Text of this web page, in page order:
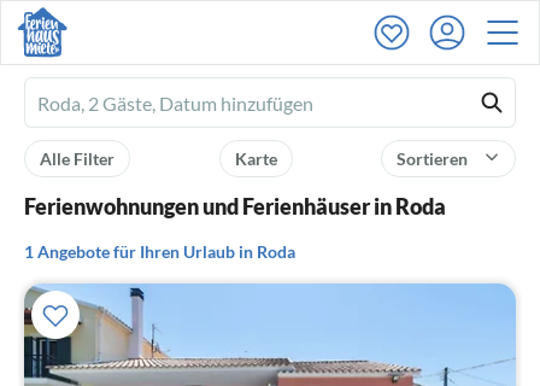
Ferienhausmiete
logo
Sortieren
Karte
Alle Filter
Ferienwohnungen und Ferienhäuser in Roda
1 Angebote für Ihren Urlaub in Roda